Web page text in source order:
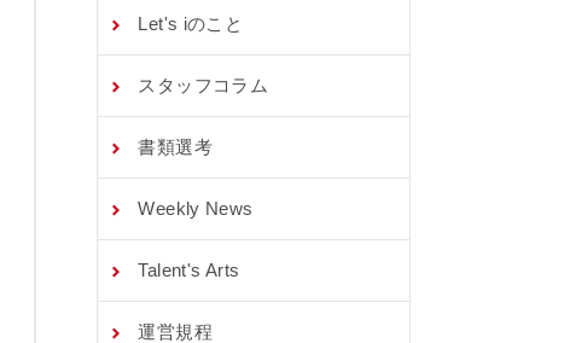
Let's iのこと
スタッフコラム
書類選考
Weekly News
Talent's Arts
運営規程